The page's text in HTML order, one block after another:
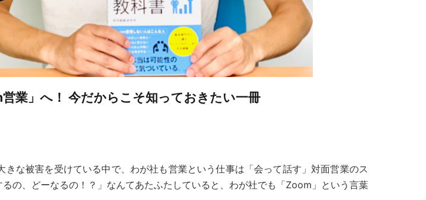
業」へ！ 今だからこそ知っておきたい一冊
な被害を受けている中で、わが社も営業という仕事は「会って話す」対面営業のス
の、どーなるの！？」なんてあたふたしていると、わが社でも「Zoom」という言葉